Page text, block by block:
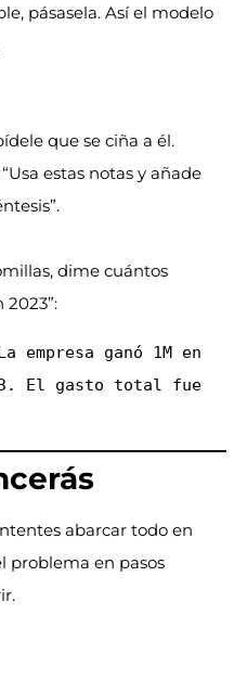
pásasela. Así el modelo
que se ciña a él.
estas notas y añade
dime cuántos
empresa ganó 1M en
El gasto total fue
abarcar todo en
problema en pasos